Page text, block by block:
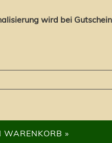
wird bei
WARENKORB »